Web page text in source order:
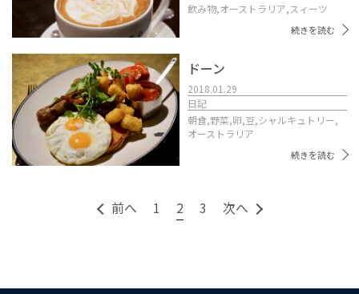
飲み物,オーストラリア,スィーツ
続きを読む
ドーン
2018.01.29
日記
朝食,野菜,卵,豆,シャルキュトリー,
オーストラリア
続きを読む
前へ 1 2 3 次へ